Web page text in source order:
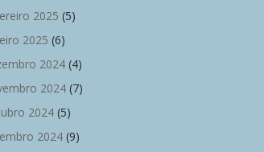
2025 (5)
2025 (6)
2024 (4)
2024 (7)
2024 (5)
2024 (9)